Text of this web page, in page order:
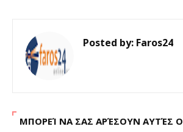
Posted by: Faros24
ΜΠΟΡΕΊ ΝΑ ΣΑΣ ΑΡΈΣΟΥΝ ΑΥΤΈΣ